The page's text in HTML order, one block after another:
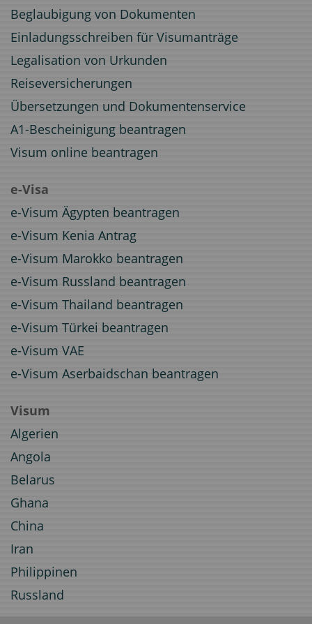
Beglaubigung von Dokumenten
Einladungsschreiben für Visumanträge
Legalisation von Urkunden
Reiseversicherungen
Übersetzungen und Dokumentenservice
A1-Bescheinigung beantragen
Visum online beantragen
e-Visa
e-Visum Ägypten beantragen
e-Visum Kenia Antrag
e-Visum Marokko beantragen
e-Visum Russland beantragen
e-Visum Thailand beantragen
e-Visum Türkei beantragen
e-Visum VAE
e-Visum Aserbaidschan beantragen
Visum
Algerien
Angola
Belarus
Ghana
China
Iran
Philippinen
Russland